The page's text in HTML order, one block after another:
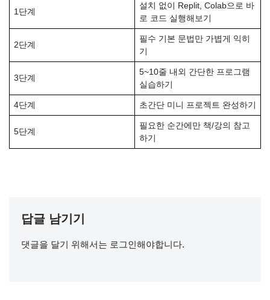
1단계
설치 없이 Replit, Colab으로 바
로 코드 실행해보기
2단계
필수 기본 문법만 가볍게 익히
기
3단계
5~10줄 내외 간단한 프로그램
실습하기
4단계 초간단 미니 프로젝트 완성하기
5단계
필요한 순간에만 책/강의 참고
하기
답글 남기기
댓글을 달기 위해서는 로그인해야합니다.